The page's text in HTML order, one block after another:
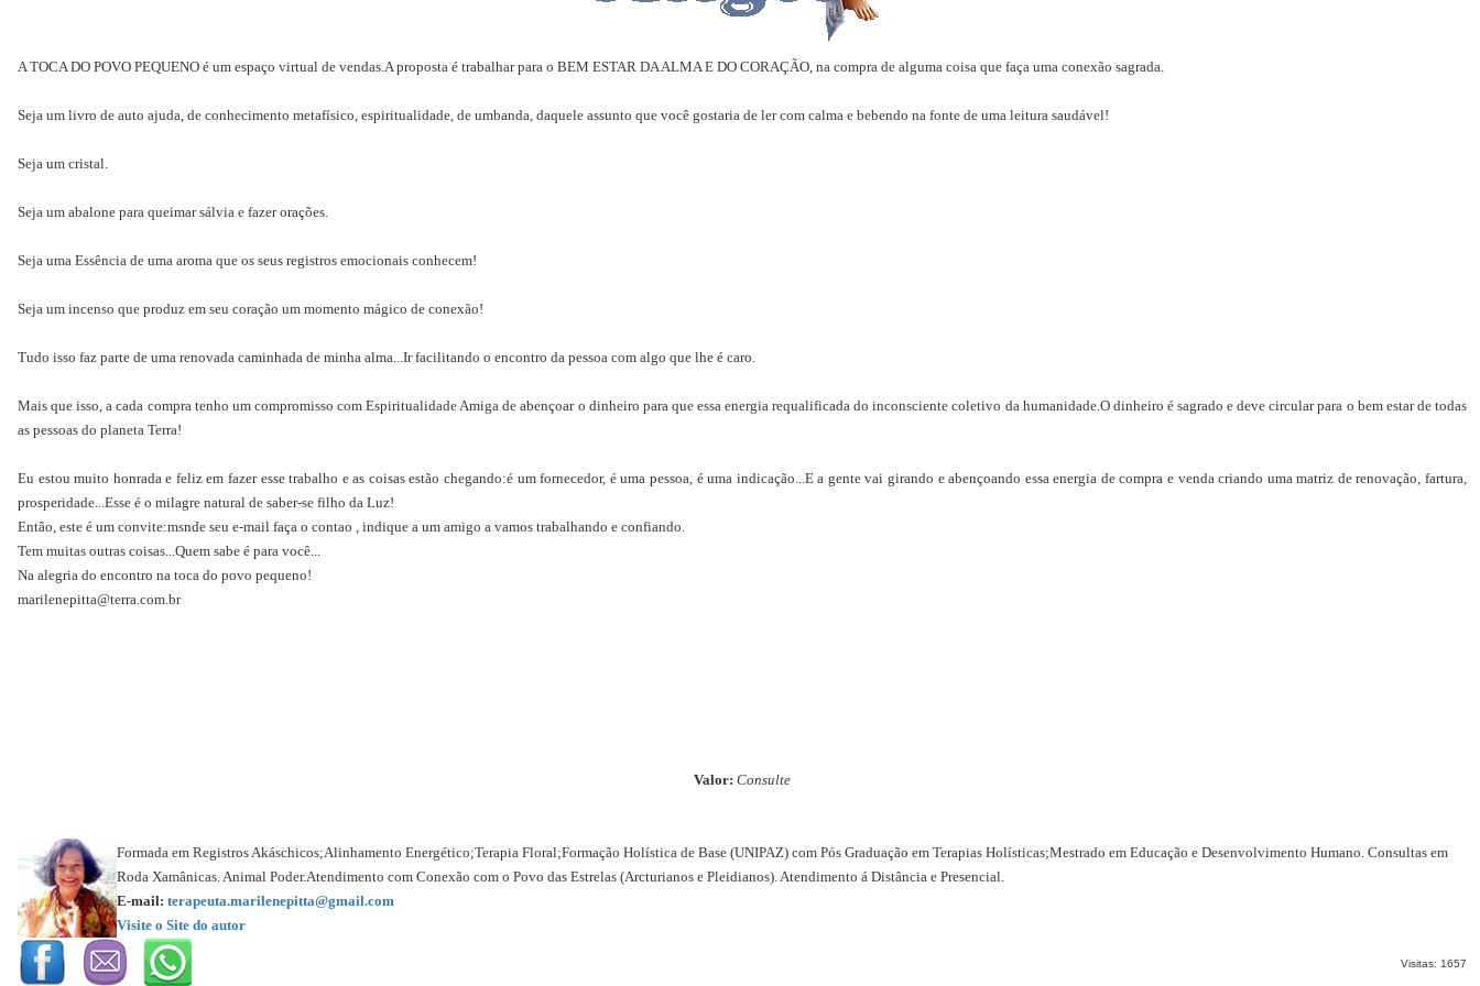
A TOCA DO POVO PEQUENO é um espaço virtual de vendas.A proposta é trabalhar para o BEM ESTAR DA ALMA E DO CORAÇÃO, na compra de alguma coisa que faça uma conexão sagrada.
Seja um livro de auto ajuda, de conhecimento metafísico, espiritualidade, de umbanda, daquele assunto que você gostaria de ler com calma e bebendo na fonte de uma leitura saudável!
Seja um cristal.
Seja um abalone para queimar sálvia e fazer orações.
Seja uma Essência de uma aroma que os seus registros emocionais conhecem!
Seja um incenso que produz em seu coração um momento mágico de conexão!
Tudo isso faz parte de uma renovada caminhada de minha alma...Ir facilitando o encontro da pessoa com algo que lhe é caro.
Mais que isso, a cada compra tenho um compromisso com Espiritualidade Amiga de abençoar o dinheiro para que essa energia requalificada do inconsciente coletivo da humanidade.O dinheiro é sagrado e deve circular para o bem estar de todas
as pessoas do planeta Terra!
Eu estou muito honrada e feliz em fazer esse trabalho e as coisas estão chegando:é um fornecedor, é uma pessoa, é uma indicação...E a gente vai girando e abençoando essa energia de compra e venda criando uma matriz de renovação, fartura,
prosperidade...Esse é o milagre natural de saber-se filho da Luz!
Então, este é um convite:msnde seu e-mail faça o contao , indique a um amigo a vamos trabalhando e confiando.
Tem muitas outras coisas...Quem sabe é para você...
Na alegria do encontro na toca do povo pequeno!
marilenepitta@terra.com.br
Valor: Consulte
Formada em Registros Akáschicos;Alinhamento Energético;Terapia Floral;Formação Holística de Base (UNIPAZ) com Pós Graduação em Terapias Holísticas;Mestrado em Educação e Desenvolvimento Humano. Consultas em
Roda Xamânicas. Animal Poder.Atendimento com Conexão com o Povo das Estrelas (Arcturianos e Pleidianos). Atendimento á Distância e Presencial.
E-mail: terapeuta.marilenepitta@gmail.com
Visite o Site do autor
Visitas: 1657